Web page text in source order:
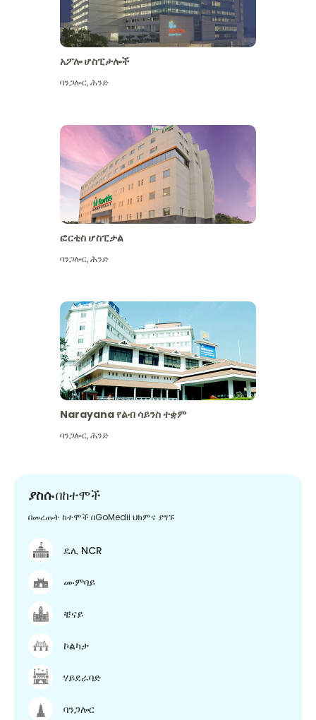
አፖሎ ሆስፒታሎች
ባንጋሎር,ሕንድ
ፎርቲስ ሆስፒታል
ባንጋሎር,ሕንድ
Narayana የልብ ሳይንስ ተቋም
ባንጋሎር,ሕንድ
ያስሱበከተሞች
በመረጡት ከተሞች በGoMedii ህክምና ያግኙ
ዴሊ NCR
ሙምባይ
ቼናይ
ኮልካታ
ሃይደራባድ
ባንጋሎር